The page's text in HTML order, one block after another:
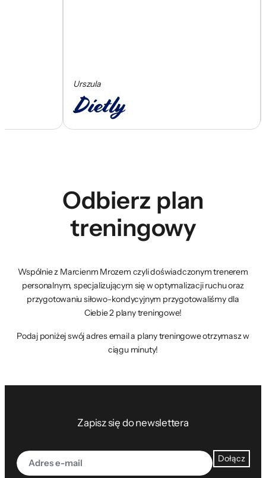
Urszula
Odbierz plan
treningowy
Wspólnie z Marcienm Mrozem czyli doświadczonym trenerem
personalnym, specjalizującym się w optymalizacji ruchu oraz
przygotowaniu siłowo-kondycyjnym przygotowaliśmy dla
Ciebie 2 plany treningowe!
Podaj poniżej swój adres email a plany treningowe otrzymasz w
ciągu minuty!
Zapisz się do newslettera
Dołącz